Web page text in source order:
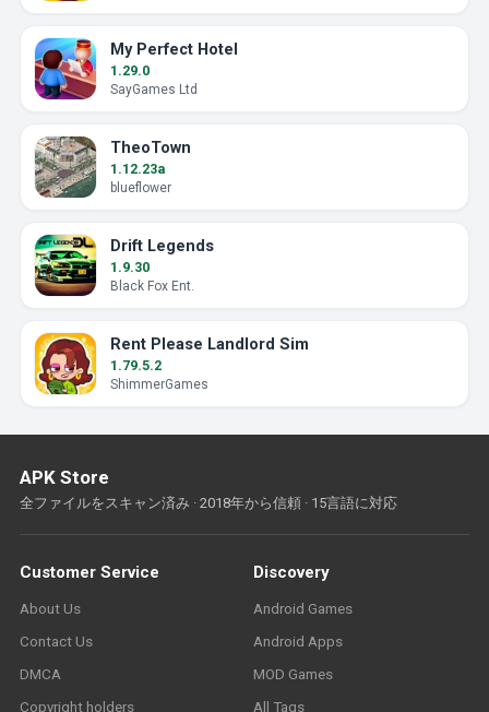
My Perfect Hotel
1.29.0
SayGames Ltd
TheoTown
1.12.23a
blueflower
Drift Legends
1.9.30
Black Fox Ent.
Rent Please Landlord Sim
1.79.5.2
ShimmerGames
APK Store
全ファイルをスキャン済み · 2018年から信頼 · 15言語に対応
Customer Service
About Us
Contact Us
DMCA
Copyright holders
Discovery
Android Games
Android Apps
MOD Games
All Tags